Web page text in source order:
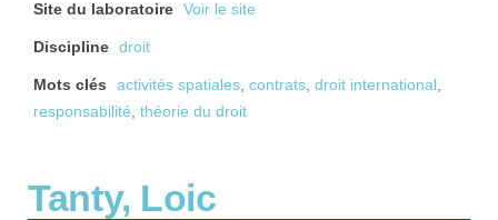
Site du laboratoire Voir le site
Discipline droit
Mots clés activités spatiales, contrats, droit international ,
responsabilité, théorie du droit
Tanty, Loic